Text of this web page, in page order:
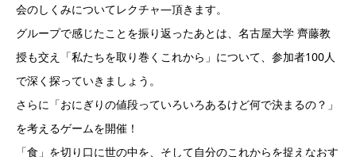
会のしくみについてレクチャ―頂きます。
グループで感じたことを振り返ったあとは、名古屋大学 齊藤教
授も交え「私たちを取り巻くこれから」について、参加者100人
で深く探っていきましょう。
さらに「おにぎりの値段っていろいろあるけど何で決まるの？」
を考えるゲームを開催！
「食」を切り口に世の中を、そして自分のこれからを捉えなおす